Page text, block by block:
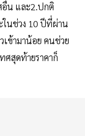
อื่น และ2.ปกติ
ในช่วง 10 ปีที่ผ่าน
เข้ามาน้อย คนช่วย
ศสุดท้ายราคาก็